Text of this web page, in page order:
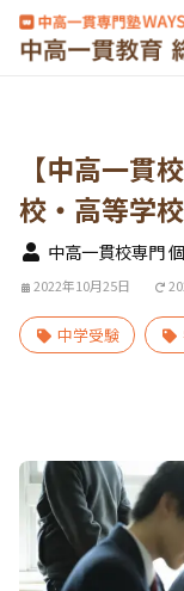
【中高一貫
校・高等学
中高一貫校専門
2022年10月25日
中学受験